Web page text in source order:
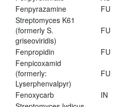
Fenpyrazamine
FU
Streptomyces K61
(formerly S.
griseoviridis)
FU
Fenpropidin FU
Fenpicoxamid
(formerly:
Lyserphenvalpyr)
FU
Fenoxycarb IN